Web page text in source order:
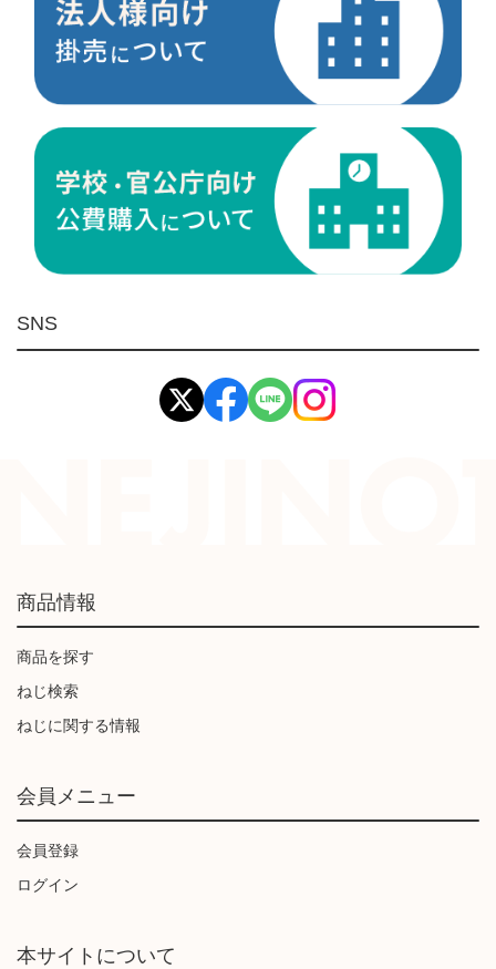
電材・設備
切削工具
ケミカル製品
荷役伝導
環境安全用品
イマオ製品(IMAO)
工業資材(栃木屋)
SNS
商品情報
商品を探す
ねじ検索
ねじに関する情報
会員メニュー
会員登録
ログイン
本サイトについて